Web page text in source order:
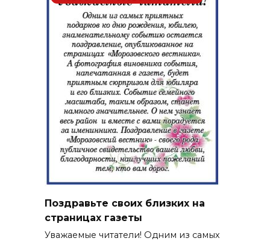
Поздравьте своих близких на
страницах газеты
Уважаемые читатели! Одним из самых